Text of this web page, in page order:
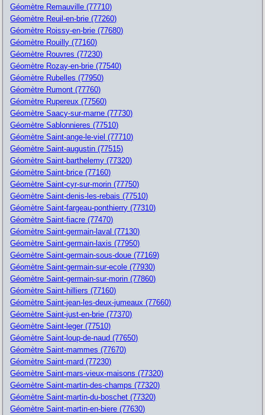
Géomètre Remauville (77710)
Géomètre Reuil-en-brie (77260)
Géomètre Roissy-en-brie (77680)
Géomètre Rouilly (77160)
Géomètre Rouvres (77230)
Géomètre Rozay-en-brie (77540)
Géomètre Rubelles (77950)
Géomètre Rumont (77760)
Géomètre Rupereux (77560)
Géomètre Saacy-sur-marne (77730)
Géomètre Sablonnieres (77510)
Géomètre Saint-ange-le-viel (77710)
Géomètre Saint-augustin (77515)
Géomètre Saint-barthelemy (77320)
Géomètre Saint-brice (77160)
Géomètre Saint-cyr-sur-morin (77750)
Géomètre Saint-denis-les-rebais (77510)
Géomètre Saint-fargeau-ponthierry (77310)
Géomètre Saint-fiacre (77470)
Géomètre Saint-germain-laval (77130)
Géomètre Saint-germain-laxis (77950)
Géomètre Saint-germain-sous-doue (77169)
Géomètre Saint-germain-sur-ecole (77930)
Géomètre Saint-germain-sur-morin (77860)
Géomètre Saint-hilliers (77160)
Géomètre Saint-jean-les-deux-jumeaux (77660)
Géomètre Saint-just-en-brie (77370)
Géomètre Saint-leger (77510)
Géomètre Saint-loup-de-naud (77650)
Géomètre Saint-mammes (77670)
Géomètre Saint-mard (77230)
Géomètre Saint-mars-vieux-maisons (77320)
Géomètre Saint-martin-des-champs (77320)
Géomètre Saint-martin-du-boschet (77320)
Géomètre Saint-martin-en-biere (77630)